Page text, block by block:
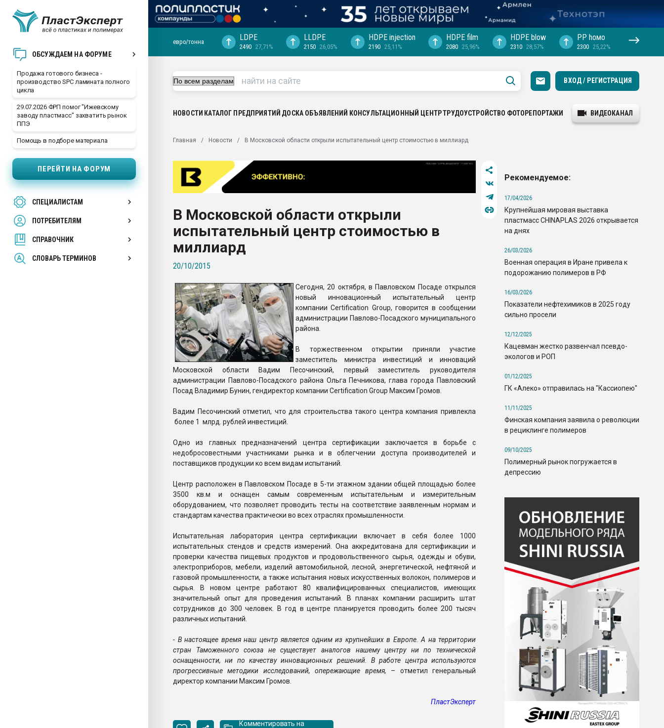
ОБСУЖДАЕМ НА ФОРУМЕ
Продажа готового бизнеса -
производство SPC ламината полного
цикла
29.07.2026 ФРП помог "Ижевскому
заводу пластмасс" захватить рынок
ППЭ
Помощь в подборе материала
ПЕРЕЙТИ НА ФОРУМ
СПЕЦИАЛИСТАМ
ПОТРЕБИТЕЛЯМ
СПРАВОЧНИК
СЛОВАРЬ ТЕРМИНОВ
28.07.2026 "Технониколь" довольна
Всё, что касается выдува ПЭТ
Материал поверхности пуансона для
Продам отходы Композиция
поликарбоната и АБС-пластика
Armaloy PC/ABS-1IM черный цвет
Профильная литература. Продажа,
покупка, обмен
ПЕРЕЙТИ НА ФОРУМ
евро/тонна LDPE
2490 27,71%
LLDPE
2150 26,05%
HDPE injection
2190 25,11%
HDPE film
2080 25,96%
HDPE blow
2310 28,57%
PP hомо
2300 25,22%
ВХОД / РЕГИСТРАЦИЯ
НОВОСТИ КАТАЛОГ ПРЕДПРИЯТИЙ ДОСКА ОБЪЯВЛЕНИЙ КОНСУЛЬТАЦИОННЫЙ ЦЕНТРТРУДОУСТРОЙСТВО ФОТОРЕПОРТАЖИ ВИДЕОКАНАЛ
Главная Новости В Московской области открыли испытательный центр стоимостью в миллиард
В Московской области открыли
испытательный центр стоимостью в
миллиард
20/10/2015
Сегодня, 20 октября, в Павловском Посаде открылся
новый инновационный испытательный центр
компании Certification Group, говорится в сообщении
администрации Павлово-Посадского муниципального
района.
В торжественном открытии приняли участие
заместитель министра инвестиций и инноваций
Московской области Вадим Песочинский, первый заместитель руководителя
администрации Павлово-Посадского района Ольга Печникова, глава города Павловский
Посад Владимир Бунин, гендиректор компании Certification Group Максим Громов.
Вадим Песочинский отметил, что для строительства такого центра компания привлекла
более 1 млрд. рублей инвестиций.
Одно из главных предназначений центра сертификации заключается в борьбе с
недобросовестными участниками рынка и в облегчении доступа производителей и
поставщиков продукции ко всем видам испытаний.
Центр расположен в Павловском Посаде в 5-ти этажном здании общей площадью более
3500 кв.м и оснащен самым современным испытательным и измерительным
оборудованием, что позволяет проводить тесты на соответствие заявленным нормам и
стандартам качества практически во всех отраслях промышленности.
Испытательная лаборатория центра сертификации включает в себя более 1000
испытательных стендов и средств измерений. Она аккредитована для сертификации и
проверки качества пищевых продуктов и продовольственного сырья, одежды и обуви,
электроприборов, мебели, изделий автомобильной, лесной, энергетической, нефтяной и
газовой промышленности, а также испытания новых искусственных волокон, полимеров и
сырья. В новом центре работают 80 квалифицированных специалистов, имеющих
значительный опыт для проведения испытаний. В планах компании расширить штат
сотрудников до 300 человек. В год в центре планируется проводить более 200 тысяч
различных испытаний.
- В настоящее время наш центр является одним из крупнейших в Европе. А на территории
стран Таможенного союза не существует аналогов нашему центру ни по технической
оснащенности, ни по качеству инновационных решений. В работе центра используются
прогрессивные методики исследований, опережающие время, – отметил генеральный
директор компании Максим Громов.
ПластЭксперт
Комментировать на
Рекомендуемое:
17/04/2026
Крупнейшая мировая выставка
пластмасс CHINAPLAS 2026 открывается
на днях
26/03/2026
Военная операция в Иране привела к
подорожанию полимеров в РФ
16/03/2026
Показатели нефтехимиков в 2025 году
сильно просели
12/12/2025
Кацевман жестко развенчал псевдо-
экологов и РОП
01/12/2025
ГК «Алеко» отправилась на "Кассиопею"
11/11/2025
Финская компания заявила о революции
в рециклинге полимеров
09/10/2025
Полимерный рынок погружается в
депрессию